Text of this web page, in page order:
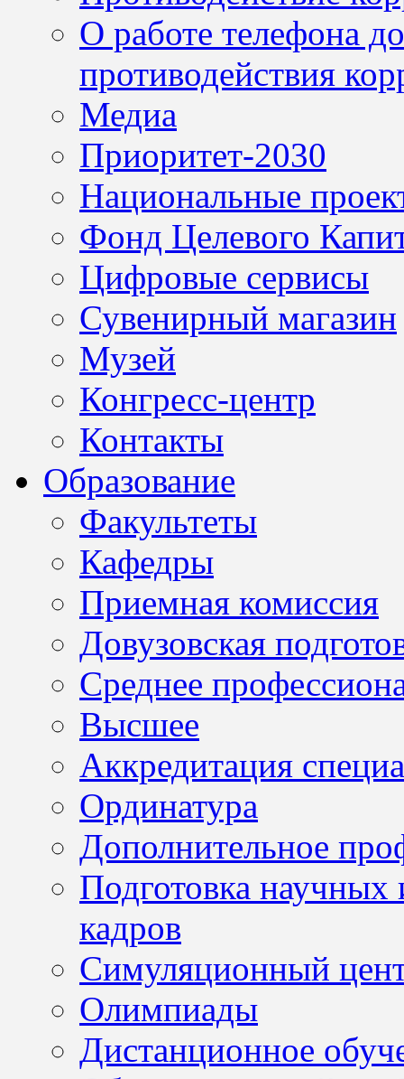
О работе телефона
противодействия
Медиа
Приоритет-2030
Национальные
Фонд Целевого
Цифровые сервисы
Сувенирный магазин
Музей
Конгресс-центр
Контакты
Образование
Факультеты
Кафедры
Приемная комиссия
Довузовская
Среднее
Высшее
Аккредитация
Ординатура
Дополнительное
Подготовка научных
кадров
Симуляционный
Олимпиады
Дистанционное